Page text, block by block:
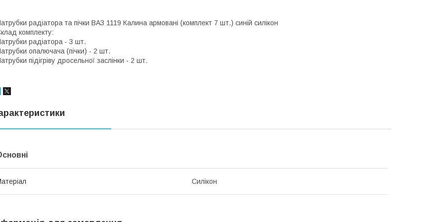
радіатора та пічки ВАЗ 1119 Калина армовані (комплект 7 шт.) синій силікон
комплекту:
радіатора - 3 шт.
опалючача (пічки) - 2 шт.
підігріву дросельної заслінки - 2 шт.
Силікон